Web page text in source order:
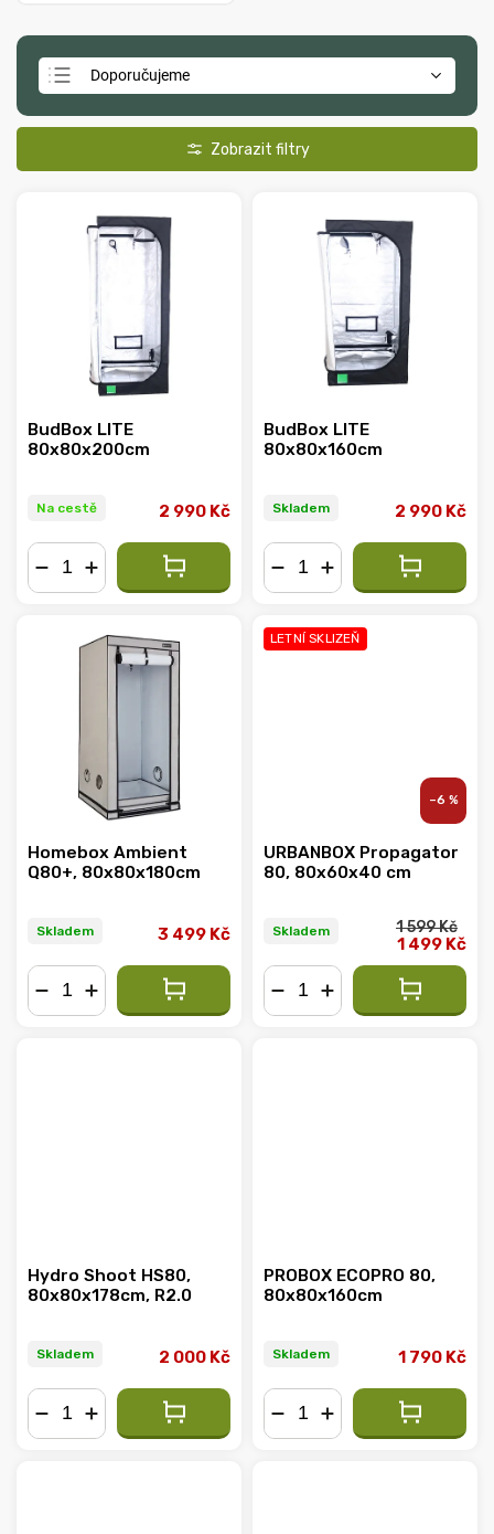
Doporučujeme
Abecedně
BudBox LITE
80x80x200cm
Na cestě 2 990 Kč
BudBox LITE
80x80x160cm
Skladem 2 990 Kč
Homebox Ambient
Q80+, 80x80x180cm
Skladem 3 499 Kč
LETNÍ SKLIZEŇ
–6 %
URBANBOX Propagator
80, 80x60x40 cm
Skladem 1 599 Kč
1 499 Kč
Hydro Shoot HS80,
80x80x178cm, R2.0
Skladem 2 000 Kč
PROBOX ECOPRO 80,
80x80x160cm
Skladem 1 790 Kč